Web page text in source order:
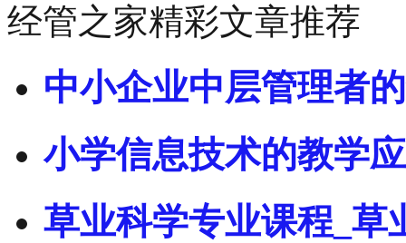
经管之家精彩文章推荐
中小企业中层管理者
小学信息技术的教学
草业科学专业课程_草